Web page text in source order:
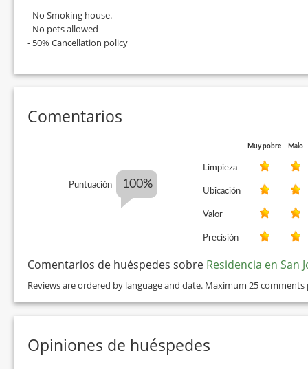
- No Smoking house.
- No pets allowed
- 50% Cancellation policy
Comentarios
Puntuación 100%
Muy pobre Malo
Limpieza
Ubicación
Valor
Precisión
Comentarios de huéspedes sobre Residencia en San
Reviews are ordered by language and date. Maximum 25 comments
Opiniones de huéspedes